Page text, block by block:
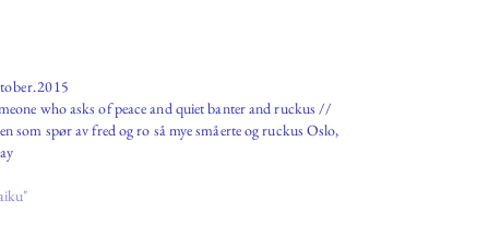
who asks of peace and quiet banter and ruckus //
som spør av fred og ro så mye småerte og ruckus Oslo,